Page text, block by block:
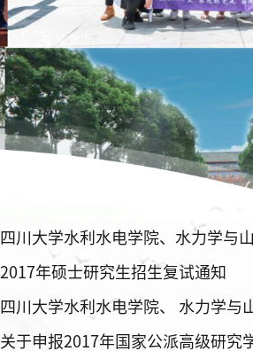
2017年硕士研究生招生复试通知
关于申报2017年国家公派高级研究